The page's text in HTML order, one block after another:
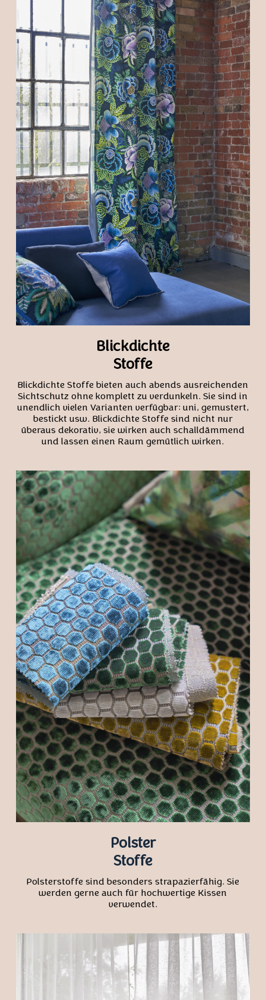
Blickdichte
Stoffe
Blickdichte Stoffe bieten auch abends ausreichenden
Sichtschutz ohne komplett zu verdunkeln. Sie sind in
unendlich vielen Varianten verfügbar: uni, gemustert,
bestickt usw. Blickdichte Stoffe sind nicht nur
überaus dekorativ, sie wirken auch schalldämmend
und lassen einen Raum gemütlich wirken.
Polster
Stoffe
Polsterstoffe sind besonders strapazierfähig. Sie
werden gerne auch für hochwertige Kissen
verwendet.